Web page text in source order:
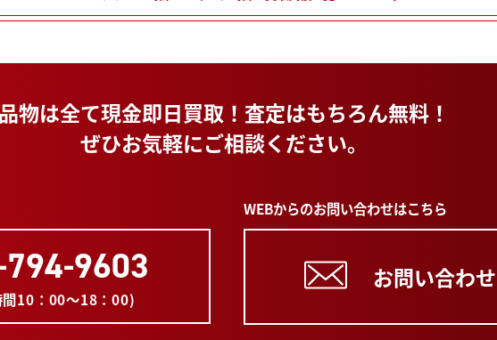
品物は全て現金即日買取！ 査定はもちろん無料！
ぜひお気軽にご相談ください。
9603
間10：00～18：00)
WEBからのお問い合わせはこちら
お問い合わ